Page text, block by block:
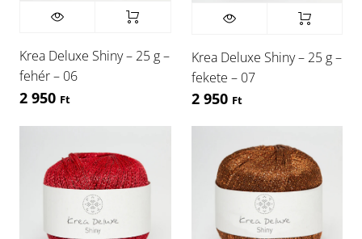
Krea Deluxe Shiny – 25 g –
fehér – 06
2 950 Ft
Krea Deluxe Shiny – 25 g –
fekete – 07
2 950 Ft